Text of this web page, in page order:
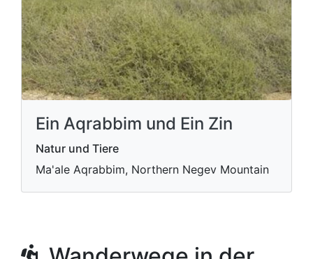
Ein Aqrabbim und Ein Zin
Natur und Tiere
Ma'ale Aqrabbim, Northern Negev Mountain